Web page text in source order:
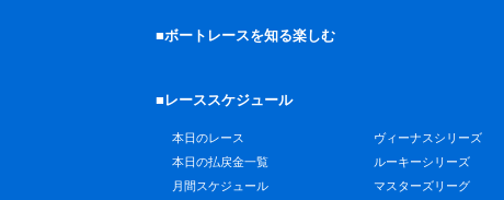
■ボートレースを知る楽しむ
■レーススケジュール
本日のレース
本日の払戻金一覧
月間スケジュール
ヴィーナスシリーズ
ルーキーシリーズ
マスターズリーグ